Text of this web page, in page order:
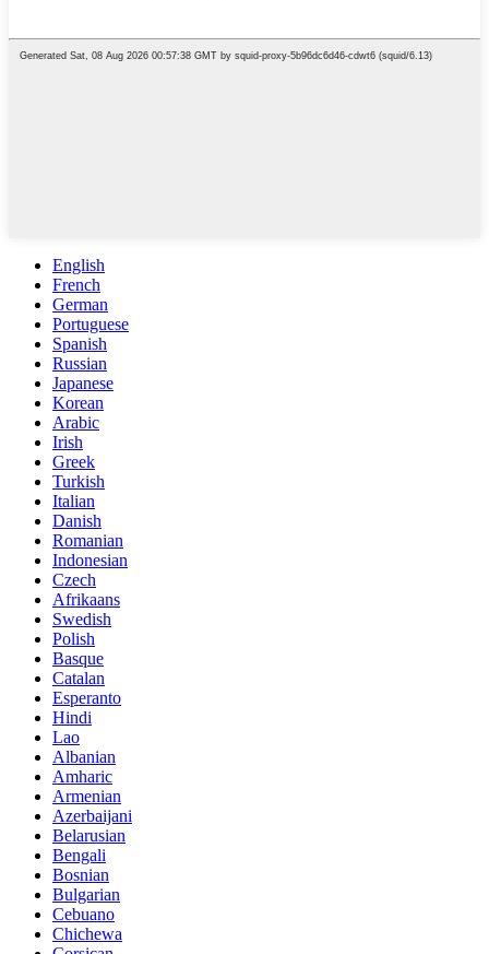
English
French
German
Portuguese
Spanish
Russian
Japanese
Korean
Arabic
Irish
Greek
Turkish
Italian
Danish
Romanian
Indonesian
Czech
Afrikaans
Swedish
Polish
Basque
Catalan
Esperanto
Hindi
Lao
Albanian
Amharic
Armenian
Azerbaijani
Belarusian
Bengali
Bosnian
Bulgarian
Cebuano
Chichewa